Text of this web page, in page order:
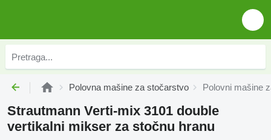
Polovna mašine za stočarstvo Polovni mašine
Strautmann Verti-mix 3101 double
vertikalni mikser za stočnu hranu